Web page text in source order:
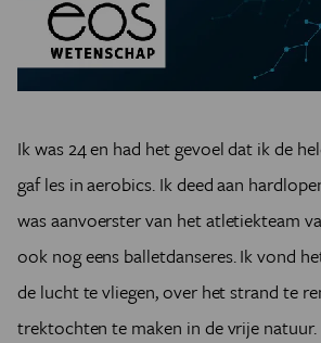
Ik was 24 en had het gevoel dat ik de
gaf les in aerobics. Ik deed aan
was aanvoerster van het atletiekteam
ook nog eens balletdanseres. Ik vond
de lucht te vliegen, over het strand te
trektochten te maken in de vrije natuur.